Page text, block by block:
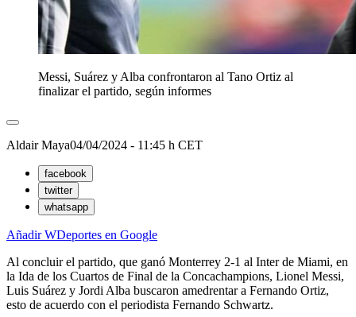
Messi, Suárez y Alba confrontaron al Tano Ortiz al
finalizar el partido, según informes
Aldair Maya04/04/2024 - 11:45 h CET
facebook
twitter
whatsapp
Añadir WDeportes en Google
Al concluir el partido, que ganó Monterrey 2-1 al Inter de Miami, en
la Ida de los Cuartos de Final de la Concachampions, Lionel Messi,
Luis Suárez y Jordi Alba buscaron amedrentar a Fernando Ortiz,
esto de acuerdo con el periodista Fernando Schwartz.